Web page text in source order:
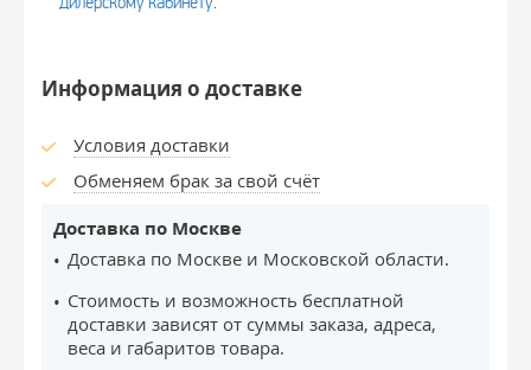
Информация о доставке
Условия доставки
Обменяем брак за свой счёт
Доставка по Москве
Доставка по Москве и Московской области.
Стоимость и возможность бесплатной
доставки зависят от суммы заказа, адреса,
веса и габаритов товара.